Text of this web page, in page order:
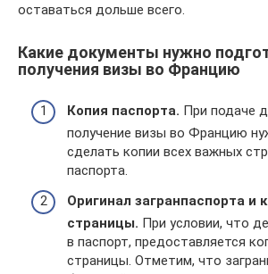
оставаться дольше всего.
Какие документы нужно
получения визы во Францию
Копия паспорта. При подаче
получение визы во Францию
сделать копии всех важных
паспорта.
Оригинал загранпаспорта и
страницы. При условии, что
в паспорт, предоставляется
страницы. Отметим, что